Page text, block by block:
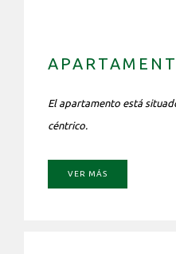
El apartamento está
céntrico.
VER MÁS